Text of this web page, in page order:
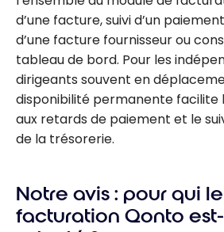
comparatif
d’une facture, suivi d’un
d’une facture fournisseur ou
tableau de bord. Pour les
dirigeants souvent en
disponibilité permanente
aux retards de paiement et le
de la trésorerie.
Notre avis : pour qui
facturation Qonto